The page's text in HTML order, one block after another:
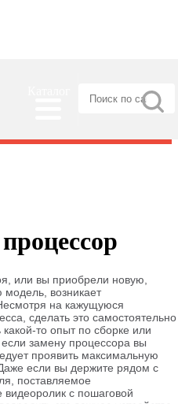
или вы приобрели новую,
возникает
на кажущуюся
сделать это самостоятельно
то опыт по сборке или
замену процессора вы
проявить максимальную
если вы держите рядом с
поставляемое
видеоролик с пошаговой